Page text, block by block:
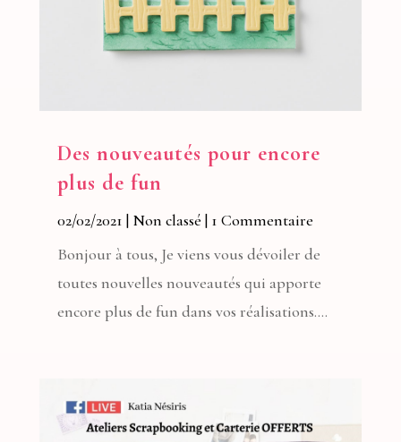
Des nouveautés pour encore
plus de fun
02/02/2021 | Non classé | 1 Commentaire
Bonjour à tous, Je viens vous dévoiler de
toutes nouvelles nouveautés qui apporte
encore plus de fun dans vos réalisations....